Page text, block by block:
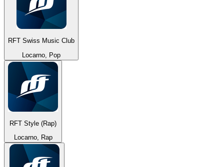
RFT Swiss Music Club
Locarno, Pop
RFT Style (Rap)
Locarno, Rap